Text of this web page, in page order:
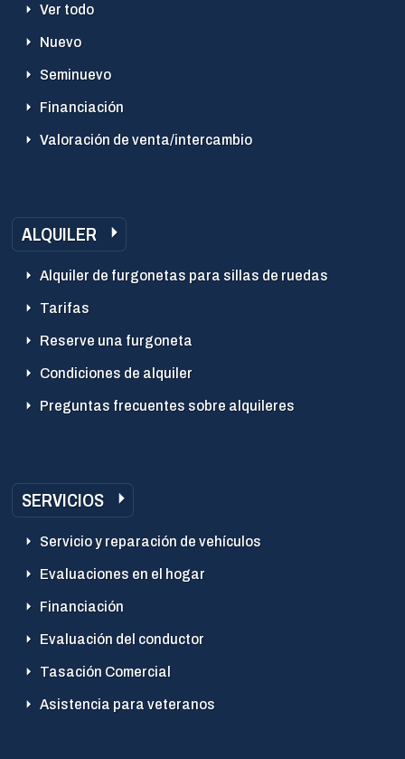
Ver todo
Nuevo
Seminuevo
Financiación
Valoración de venta/intercambio
ALQUILER
Alquiler de furgonetas para sillas de ruedas
Tarifas
Reserve una furgoneta
Condiciones de alquiler
Preguntas frecuentes sobre alquileres
SERVICIOS
Servicio y reparación de vehículos
Evaluaciones en el hogar
Financiación
Evaluación del conductor
Tasación Comercial
Asistencia para veteranos